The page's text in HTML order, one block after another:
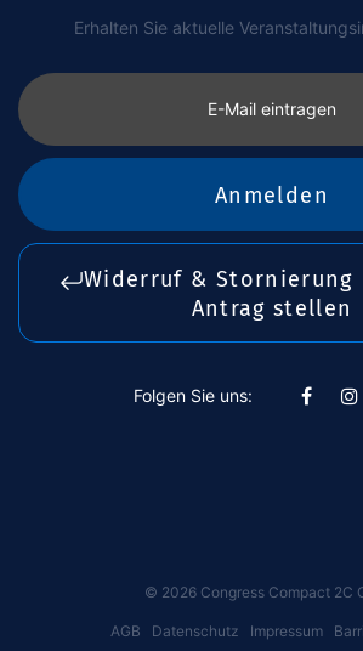
Erhalten Sie aktuelle
E-Mail eintragen
Anmelden
Widerruf & Stornierung
Antrag stellen
Folgen Sie uns:
© 2026 Congress Compact 2C
AGB Datenschutz Impressum